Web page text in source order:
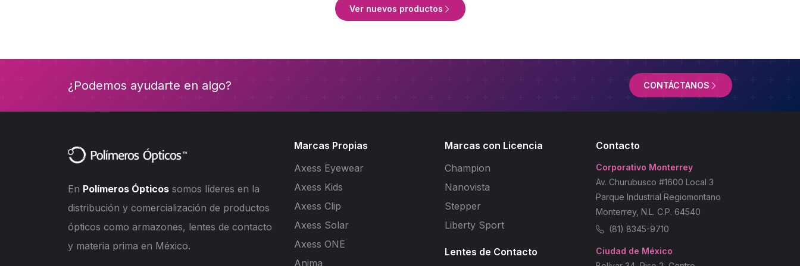
Ver nuevos productos
¿Podemos ayudarte en algo? CONTÁCTANOS
En Polímeros Ópticos somos líderes en la
distribución y comercialización de productos
ópticos como armazones, lentes de contacto
y materia prima en México.
Marcas Propias
Axess Eyewear
Axess Kids
Axess Clip
Axess Solar
Axess ONE
Anima
Marcas con Licencia
Champion
Nanovista
Stepper
Liberty Sport
Lentes de Contacto
Contacto
Corporativo Monterrey
Av. Churubusco #1600 Local 3
Parque Industrial Regiomontano
Monterrey, N.L. C.P. 64540
(81) 8345-9710
Ciudad de México